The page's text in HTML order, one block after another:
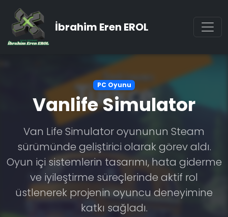
İbrahim Eren EROL
PC Oyunu
Vanlife Simulator
Van Life Simulator oyununun Steam
sürümünde geliştirici olarak görev aldı.
Oyun içi sistemlerin tasarımı, hata giderme
ve iyileştirme süreçlerinde aktif rol
üstlenerek projenin oyuncu deneyimine
katkı sağladı.